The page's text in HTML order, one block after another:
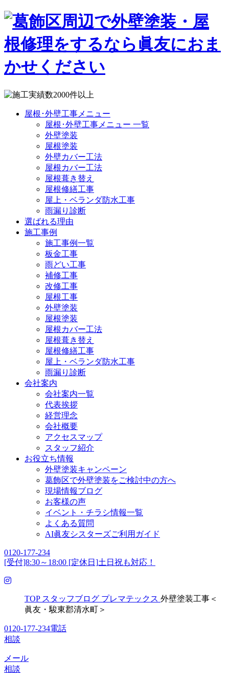
屋根･外壁工事メニュー
屋根･外壁工事メニュー 一覧
外壁塗装
屋根塗装
外壁カバー工法
屋根カバー工法
屋根葺き替え
屋根修繕工事
屋上・ベランダ防水工事
雨漏り診断
選ばれる理由
施工事例
施工事例一覧
板金工事
雨どい工事
補修工事
改修工事
屋根工事
外壁塗装
屋根塗装
屋根カバー工法
屋根葺き替え
屋根修繕工事
屋上・ベランダ防水工事
雨漏り診断
会社案内
会社案内一覧
代表挨拶
経営理念
会社概要
アクセスマップ
スタッフ紹介
お役立ち情報
外壁塗装キャンペーン
葛飾区で外壁塗装をご検討中の方へ
現場情報ブログ
お客様の声
イベント・チラシ情報一覧
よくある質問
AI眞友シスターズご利用ガイド
0120-177-234
[受付]8:30～18:00 [定休日]土日祝も対応！
TOP スタッフブログ プレマテックス 外壁塗装工事＜
眞友・駿東郡清水町＞
0120-177-234電話
相談
メール
相談